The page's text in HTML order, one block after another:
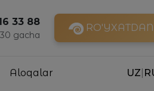
33 88
gacha
Aloqalar UZ